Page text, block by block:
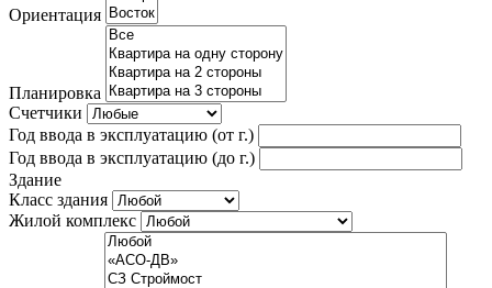
Ориентация
Планировка
Счетчики
Год ввода в эксплуатацию (от г.)
Год ввода в эксплуатацию (до г.)
Здание
Класс здания
Жилой комплекс